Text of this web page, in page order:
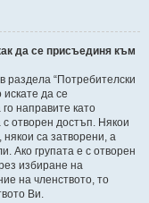
да се присъединя към
раздела “Потребителски
да се
направите като
с отворен достъп. Някои
са затворени, а
Ако групата е с отворен
избиране на
на членството, то
Ви.